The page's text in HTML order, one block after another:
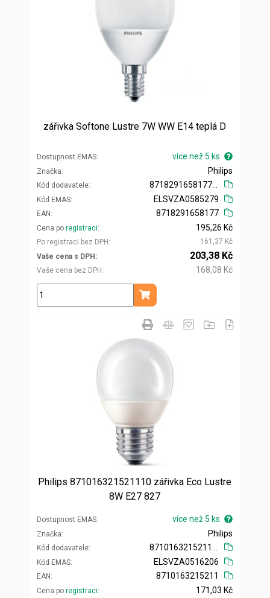
zářivka Softone Lustre 7W WW E14 teplá D
Dostupnost EMAS více než 5 ks
Značka
Kód dodavatele
Philips
Kód EMAS
EAN
ELSVZA0585279
8718291658177
Cena po registraci
Po registraci bez DPH
195,26 Kč
161,37 Kč
Vaše cena s DPH
Vaše cena bez DPH
203,38 Kč
168,08 Kč
ks
Přidat do košíku
Philips 871016321521110 zářivka Eco Lustre
8W E27 827
Dostupnost EMAS více než 5 ks
Značka
Kód dodavatele
Philips
871016321521110
Kód EMAS
EAN
ELSVZA0516206
8710163215211
Cena po registraci
171,03 Kč